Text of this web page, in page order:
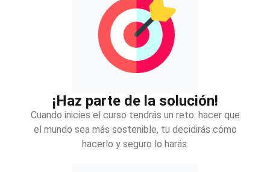
¡Haz parte de la solución!
Cuando inicies el curso tendrás un reto: hacer que
el mundo sea más sostenible, tu decidirás cómo
hacerlo y seguro lo harás.